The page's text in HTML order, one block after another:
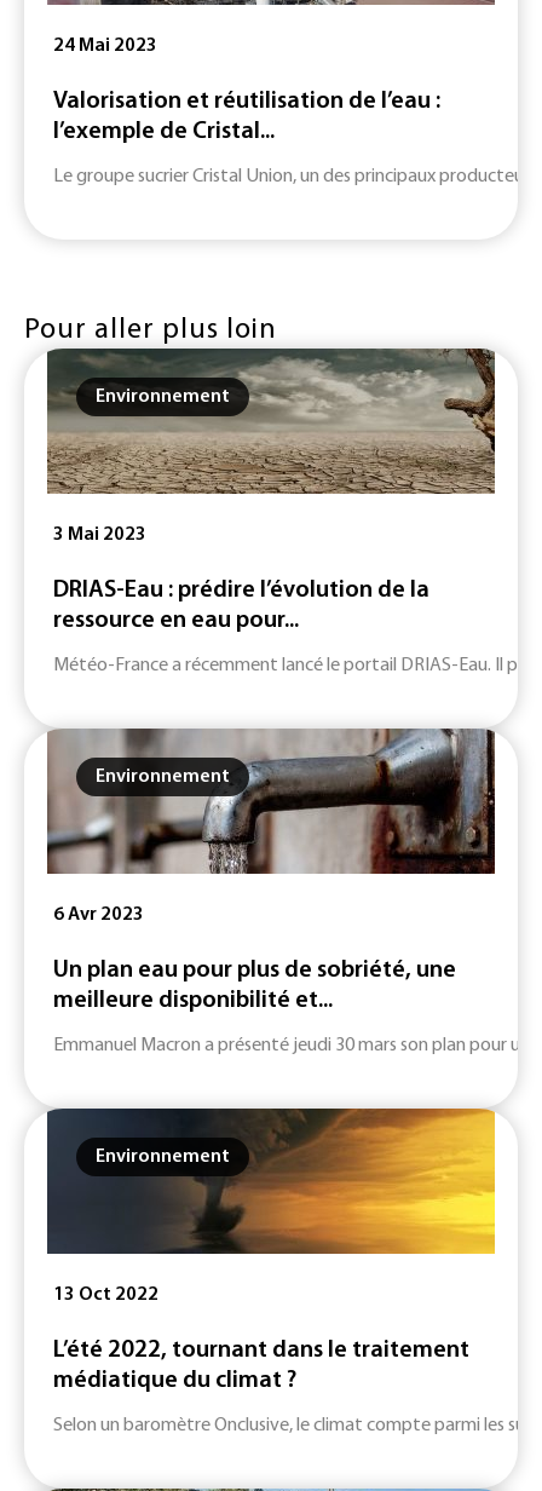
24 Mai 2023
Valorisation et réutilisation de l’eau :
l’exemple de Cristal...
Le groupe sucrier Cristal Union, un des principaux
Pour aller plus loin
Environnement
3 Mai 2023
DRIAS-Eau : prédire l’évolution de la
ressource en eau pour...
Météo-France a récemment lancé le portail DRIAS-Eau. Il
Environnement
6 Avr 2023
Un plan eau pour plus de sobriété, une
meilleure disponibilité et...
Emmanuel Macron a présenté jeudi 30 mars son plan pour
Environnement
13 Oct 2022
L’été 2022, tournant dans le traitement
médiatique du climat ?
Selon un baromètre Onclusive, le climat compte parmi les